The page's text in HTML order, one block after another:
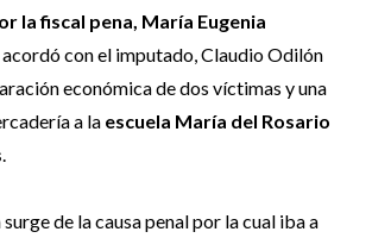
la fiscal pena, María Eugenia
acordó con el imputado, Claudio Odilón
económica de dos víctimas y una
a la escuela María del Rosario
.
de la causa penal por la cual iba a